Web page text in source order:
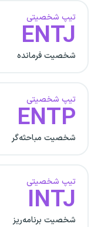
تیپ شخصیتی
ENTJ
شخصیت فرمانده
تیپ شخصیتی
ENTP
شخصیت مباحثه‌گر
تیپ شخصیتی
INTJ
شخصیت برنامه‌ریز